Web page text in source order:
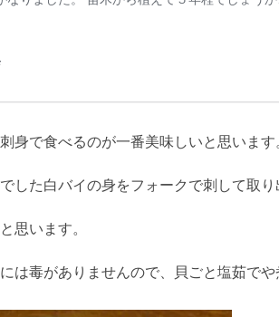
身で食べるのが一番美味しいと思います
した白バイの身をフォークで刺して取
思います。
は毒がありませんので、貝ごと塩茹でや